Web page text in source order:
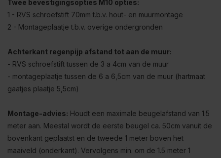
Twee bevestigingsopties M10 opties:
1 - RVS schroefstift 70mm t.b.v. hout- en muurmontage
2 - Montageplaatje t.b.v. overige ondergronden
Achterkant regenpijp afstand tot aan de muur:
- RVS schroefstift tussen de 3 a 4cm van de muur
- montageplaatje tussen de 6 a 6,5cm van de muur (hartmaat
gaatjes plaatje 5,5cm)
Montage-advies: Houdt een maximale beugelafstand van 1.5
meter aan. Meestal wordt de eerste beugel ca. 50cm vanuit de
bovenkant geplaatst en de tweede 1 meter boven het
maaiveld (onderkant). Vervolgens min. om de 1.5 meter 1